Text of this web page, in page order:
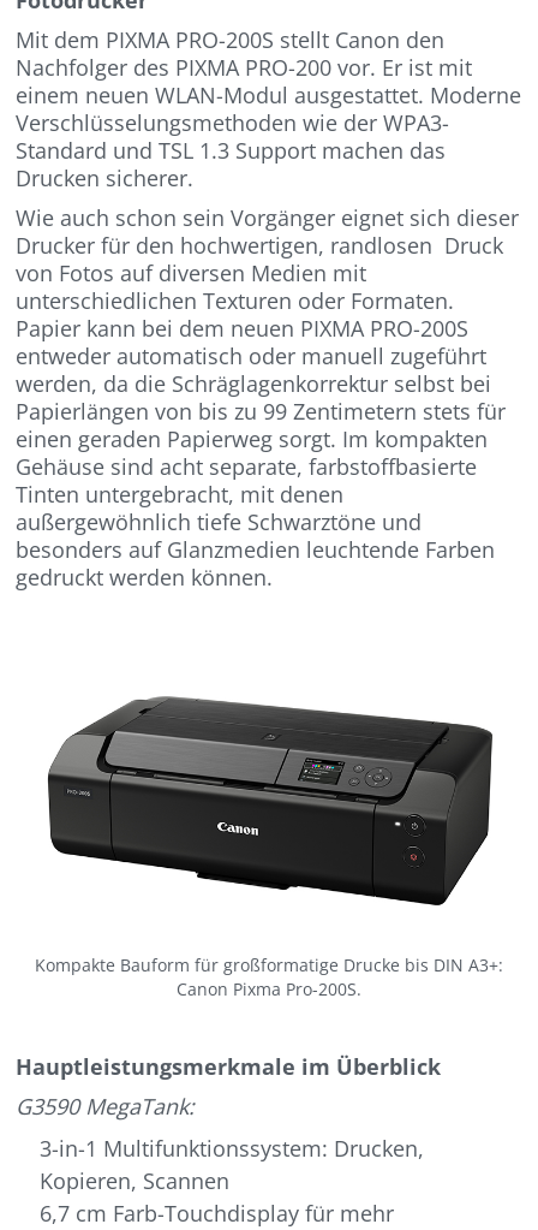
Mit dem PIXMA PRO-200S stellt Canon den
Nachfolger des PIXMA PRO-200 vor. Er ist mit
einem neuen WLAN-Modul ausgestattet. Moderne
Verschlüsselungsmethoden wie der WPA3-
Standard und TSL 1.3 Support machen das
Drucken sicherer.
Wie auch schon sein Vorgänger eignet sich dieser
Drucker für den hochwertigen, randlosen Druck
von Fotos auf diversen Medien mit
unterschiedlichen Texturen oder Formaten.
Papier kann bei dem neuen PIXMA PRO-200S
entweder automatisch oder manuell zugeführt
werden, da die Schräglagenkorrektur selbst bei
Papierlängen von bis zu 99 Zentimetern stets für
einen geraden Papierweg sorgt. Im kompakten
Gehäuse sind acht separate, farbstoffbasierte
Tinten untergebracht, mit denen
außergewöhnlich tiefe Schwarztöne und
besonders auf Glanzmedien leuchtende Farben
gedruckt werden können.
Kompakte Bauform für großformatige Drucke bis DIN A3+:
Canon Pixma Pro-200S.
Hauptleistungsmerkmale im Überblick
G3590 MegaTank:
3-in-1 Multifunktionssystem: Drucken,
Kopieren, Scannen
6,7 cm Farb-Touchdisplay für mehr